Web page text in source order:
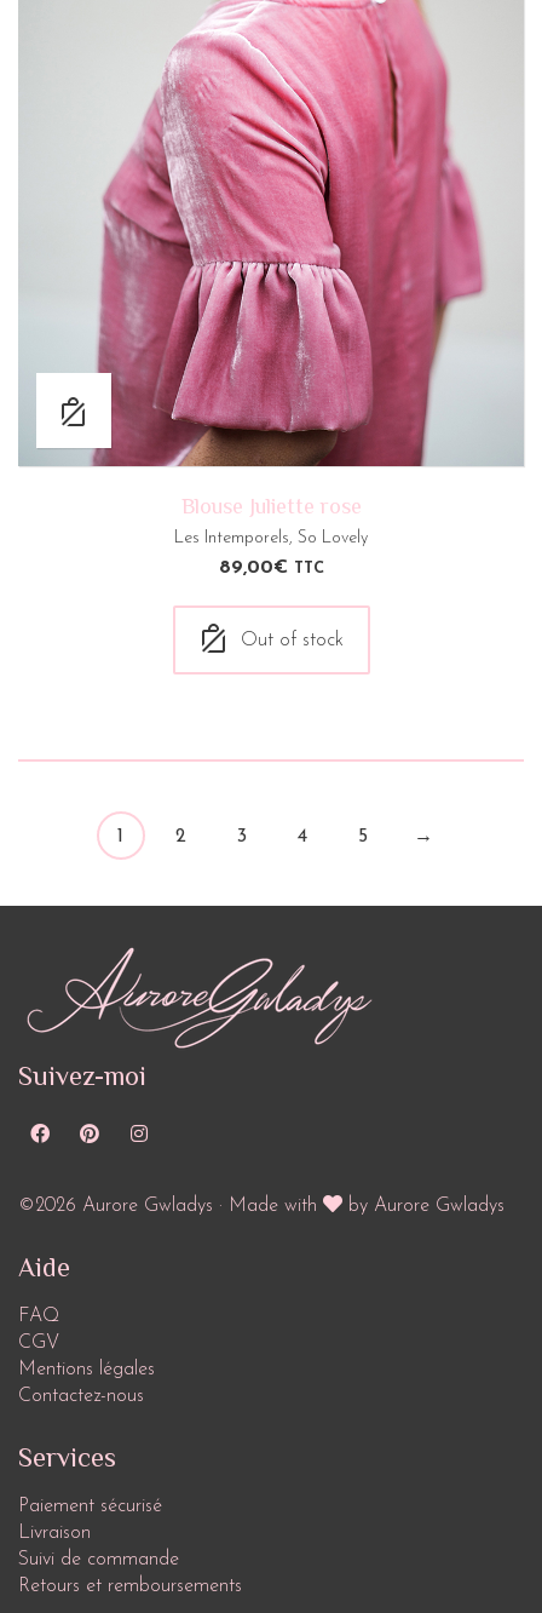
Blouse Juliette rose
Les Intemporels, So Lovely
89,00€ TTC
Out of stock
1 2 3 4 5 →
Suivez-moi
©2026 Aurore Gwladys · Made with by Aurore Gwladys
Aide
FAQ
CGV
Mentions légales
Contactez-nous
Services
Paiement sécurisé
Livraison
Suivi de commande
Retours et remboursements